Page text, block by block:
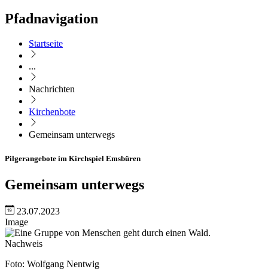
Pfadnavigation
Startseite
...
Nachrichten
Kirchenbote
Gemeinsam unterwegs
Pilgerangebote im Kirchspiel Emsbüren
Gemeinsam unterwegs
23.07.2023
Image
Nachweis
Foto: Wolfgang Nentwig